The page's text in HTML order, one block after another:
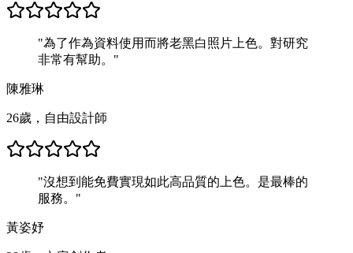
"為了作為資料使用而將老黑白照片上色。對研究
非常有幫助。 "
陳雅琳
26歲，自由設計師
"沒想到能免費實現如此高品質的上色。是最棒的
服務。 "
黃姿妤